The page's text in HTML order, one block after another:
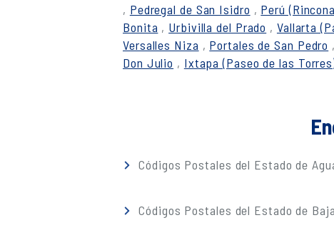
, Pedregal de San Isidro , Perú
Bonita , Urbivilla del Prado , Vallarta
Versalles Niza , Portales de San Pedro ,
Don Julio , Ixtapa (Paseo de las
Códigos Postales del Estado de
Códigos Postales del Estado de